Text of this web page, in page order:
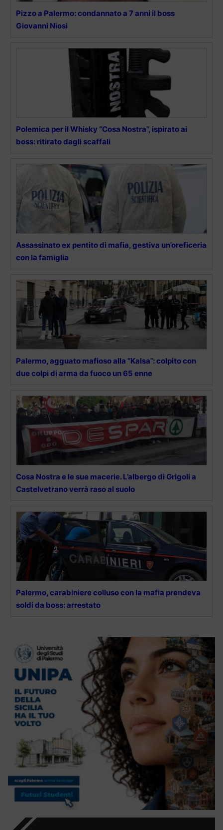
Pizzo a Palermo: condannato a 7 anni il boss
Giovanni Niosi
Polemica per il Whisky “Cosa Nostra”, ispirato ai
boss: ritirato dagli scaffali
Assassinato ex pentito di mafia, gestiva un’oreficeria
con la famiglia
Palermo, agguato mafioso alla ”Kalsa”: colpito con
due colpi di arma da fuoco un 65 enne
Cosa Nostra e le sue macerie. L’albergo di Grigoli a
Castelvetrano verrà raso al suolo
Palermo, carabiniere colluso con la mafia prendeva
soldi da boss: arrestato